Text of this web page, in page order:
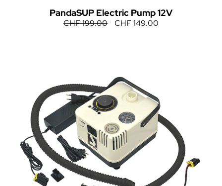
PandaSUP Electric Pump 12V
CHF199.00 CHF 149.00